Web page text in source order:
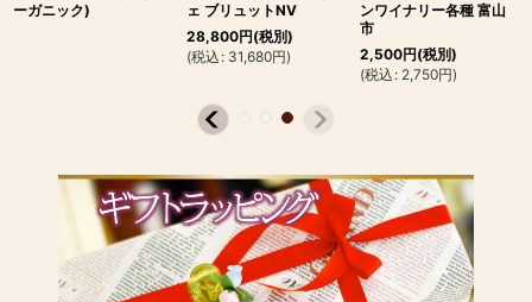
ーガニック)
ェ ブリュットNV
28,800円(税別)
(税込 : 31,680円)
ンワイナリー各種 富山
市
2,500円(税別)
(税込 : 2,750円)